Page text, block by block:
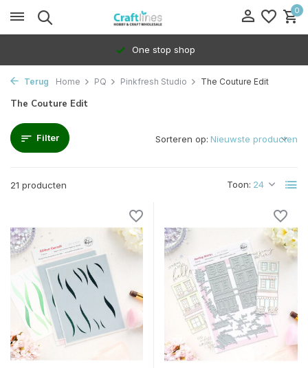
0
100% Dedicated to independents
Terug Home PQ Pinkfresh Studio The Couture Edit
The Couture Edit
Filter
21 producten Toon:
Sorteren op: